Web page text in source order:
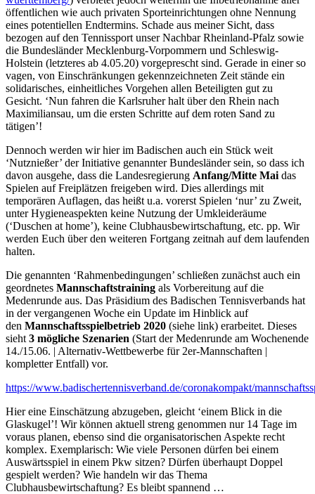
öffentlichen wie auch privaten Sporteinrichtungen ohne Nennung
eines potentiellen Endtermins. Schade aus meiner Sicht, dass
bezogen auf den Tennissport unser Nachbar Rheinland-Pfalz sowie
die Bundesländer Mecklenburg-Vorpommern und Schleswig-
Holstein (letzteres ab 4.05.20) vorgeprescht sind. Gerade in einer so
vagen, von Einschränkungen gekennzeichneten Zeit stände ein
solidarisches, einheitliches Vorgehen allen Beteiligten gut zu
Gesicht. ‘Nun fahren die Karlsruher halt über den Rhein nach
Maximiliansau, um die ersten Schritte auf dem roten Sand zu
tätigen’!
Dennoch werden wir hier im Badischen auch ein Stück weit
‘Nutznießer’ der Initiative genannter Bundesländer sein, so dass ich
davon ausgehe, dass die Landesregierung Anfang/Mitte Mai das
Spielen auf Freiplätzen freigeben wird. Dies allerdings mit
temporären Auflagen, das heißt u.a. vorerst Spielen ‘nur’ zu Zweit,
unter Hygieneaspekten keine Nutzung der Umkleideräume
(‘Duschen at home’), keine Clubhausbewirtschaftung, etc. pp. Wir
werden Euch über den weiteren Fortgang zeitnah auf dem laufenden
halten.
Die genannten ‘Rahmenbedingungen’ schließen zunächst auch ein
geordnetes Mannschaftstraining als Vorbereitung auf die
Medenrunde aus. Das Präsidium des Badischen Tennisverbands hat
in der vergangenen Woche ein Update im Hinblick auf
den Mannschaftsspielbetrieb 2020 (siehe link) erarbeitet. Dieses
sieht 3 mögliche Szenarien (Start der Medenrunde am Wochenende
14./15.06. | Alternativ-Wettbewerbe für 2er-Mannschaften |
kompletter Entfall) vor.
https://www.badischertennisverband.de/coronakompakt/
Hier eine Einschätzung abzugeben, gleicht ‘einem Blick in die
Glaskugel’! Wir können aktuell streng genommen nur 14 Tage im
voraus planen, ebenso sind die organisatorischen Aspekte recht
komplex. Exemplarisch: Wie viele Personen dürfen bei einem
Auswärtsspiel in einem Pkw sitzen? Dürfen überhaupt Doppel
gespielt werden? Wie handeln wir das Thema
Clubhausbewirtschaftung? Es bleibt spannend …